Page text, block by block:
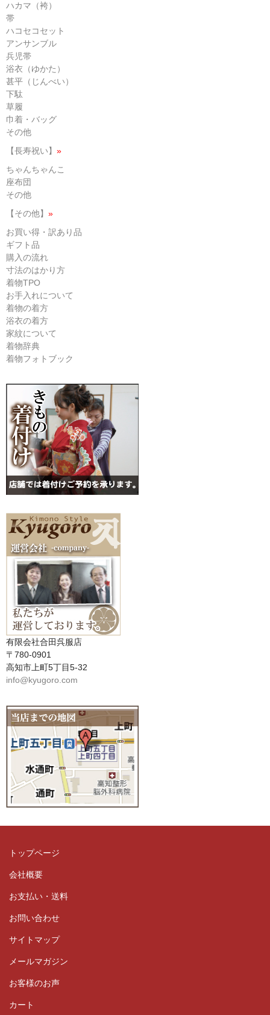
ハカマ（袴）
帯
ハコセコセット
アンサンブル
兵児帯
浴衣（ゆかた）
甚平（じんべい）
下駄
草履
巾着・バッグ
その他
【長寿祝い】 »
ちゃんちゃんこ
座布団
その他
【その他】 »
お買い得・訳あり品
ギフト品
購入の流れ
寸法のはかり方
着物TPO
お手入れについて
着物の着方
浴衣の着方
家紋について
着物辞典
着物フォトブック
有限会社合田呉服店
〒780-0901
高知市上町5丁目5-32
info@kyugoro.com
トップページ
会社概要
お支払い・送料
お問い合わせ
サイトマップ
メールマガジン
お客様のお声
カート